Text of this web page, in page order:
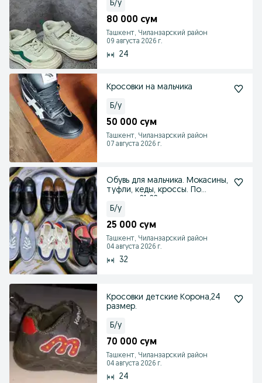
Б/у
80 000 сум
Ташкент, Чиланзарский район
09 августа 2026 г.
24
Кросовки на мальчика
Б/у
50 000 сум
Ташкент, Чиланзарский район
07 августа 2026 г.
Обувь для мальчика. Мокасины,
туфли, кеды, кроссы. По
Б/у
25 000 сум
Ташкент, Чиланзарский район
04 августа 2026 г.
32
Кросовки детские Корона,24
размер.
Б/у
70 000 сум
Ташкент, Чиланзарский район
04 августа 2026 г.
24